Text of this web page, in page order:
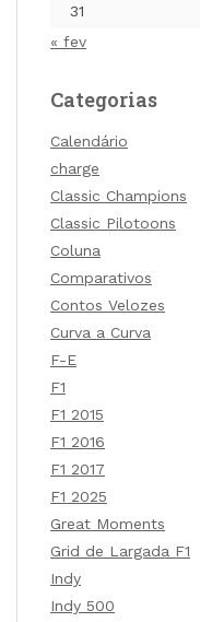
31
« fev
Categorias
Calendário
charge
Classic Champions
Classic Pilotoons
Coluna
Comparativos
Contos Velozes
Curva a Curva
F-E
F1
F1 2015
F1 2016
F1 2017
F1 2025
Great Moments
Grid de Largada F1
Indy
Indy 500